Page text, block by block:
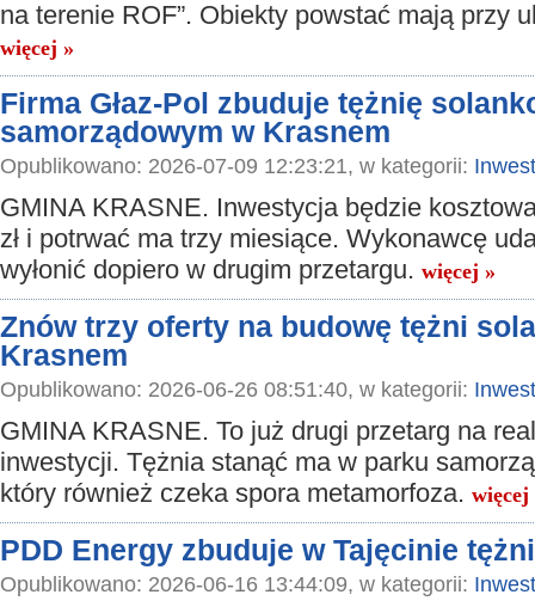
na terenie ROF”. Obiekty powstać mają przy
więcej »
Firma Głaz-Pol zbuduje tężnię
samorządowym w Krasnem
Opublikowano: 2026-07-09 12:23:21, w kategorii:
GMINA KRASNE. Inwestycja będzie
zł i potrwać ma trzy miesiące. Wykonawcę
wyłonić dopiero w drugim przetargu. więcej »
Znów trzy oferty na budowę tężni
Krasnem
Opublikowano: 2026-06-26 08:51:40, w kategorii:
GMINA KRASNE. To już drugi przetarg na
inwestycji. Tężnia stanąć ma w parku
który również czeka spora metamorfoza. więcej
PDD Energy zbuduje w Tajęcinie
Opublikowano: 2026-06-16 13:44:09, w kategorii: